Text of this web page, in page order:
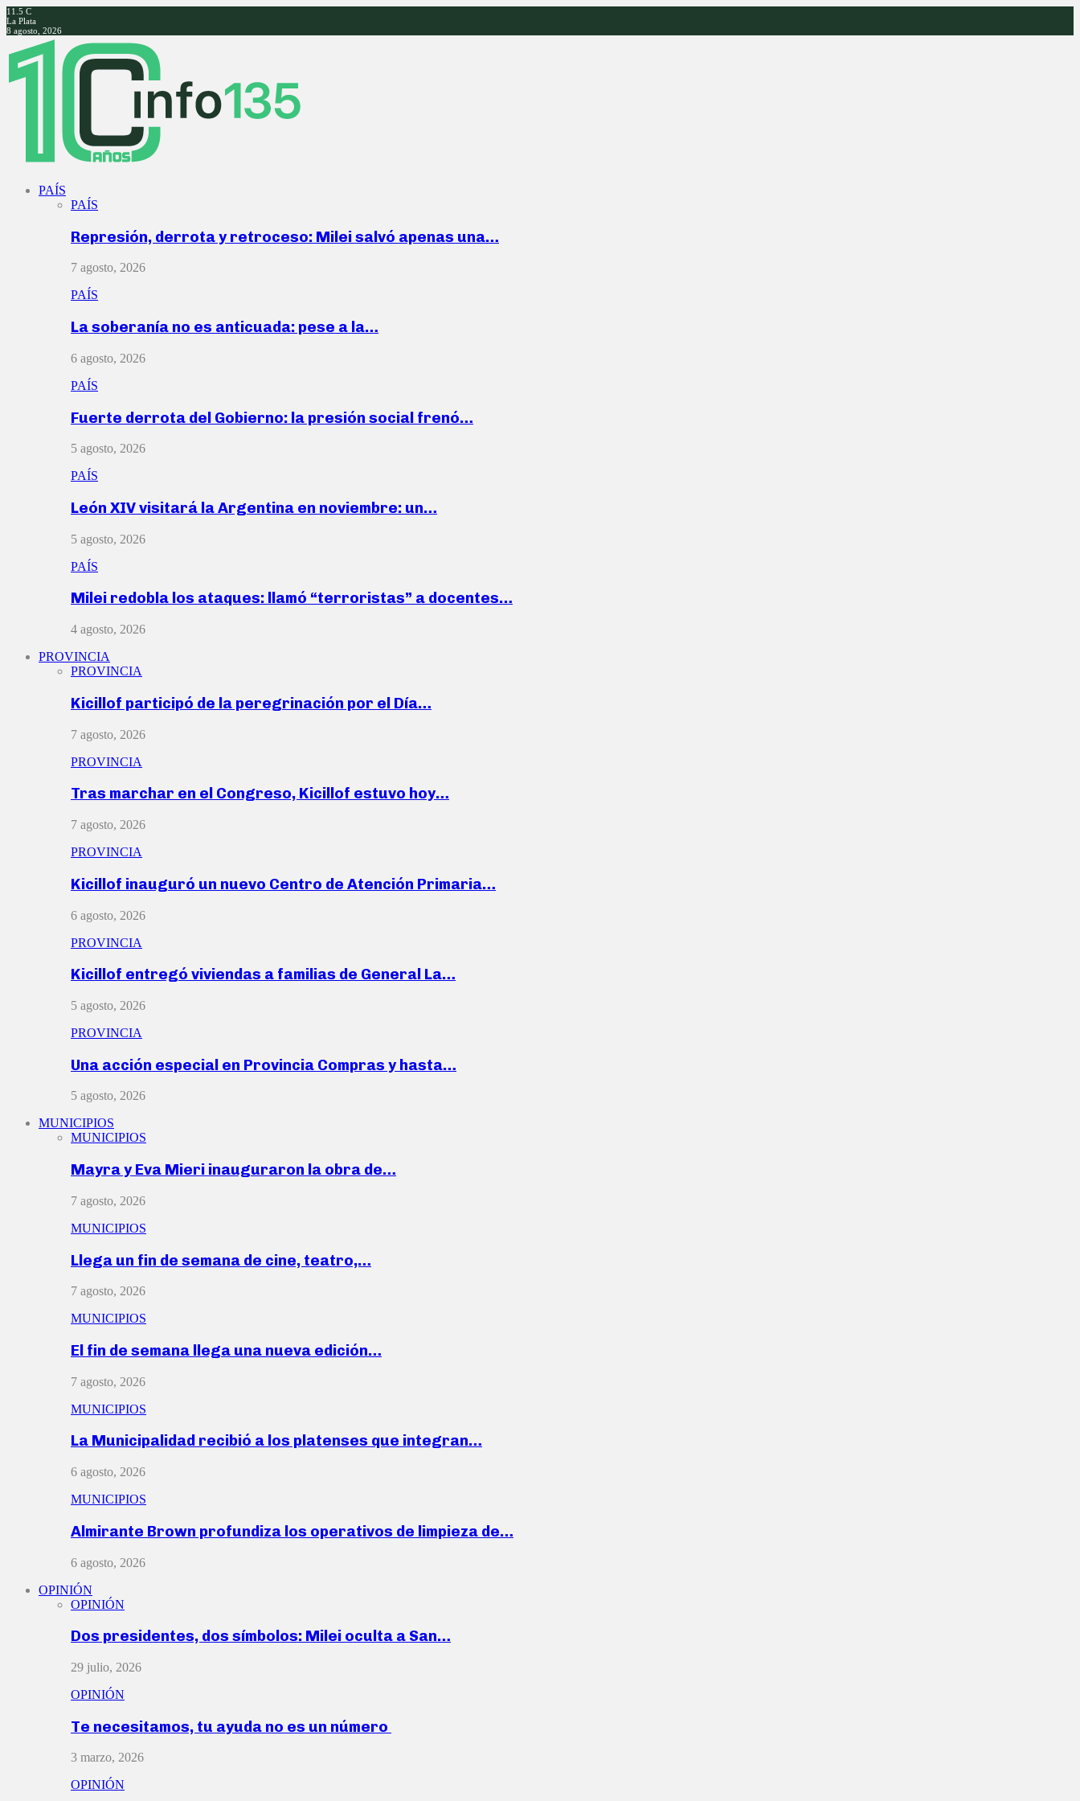
11.5 C
La Plata
8 agosto, 2026
Facebook
Twitter
Instagram
Youtube
PAÍS
PAÍS
Represión, derrota y retroceso: Milei salvó apenas una…
7 agosto, 2026
PAÍS
La soberanía no es anticuada: pese a la…
6 agosto, 2026
PAÍS
Fuerte derrota del Gobierno: la presión social frenó…
5 agosto, 2026
PAÍS
León XIV visitará la Argentina en noviembre: un…
5 agosto, 2026
PAÍS
Milei redobla los ataques: llamó “terroristas” a docentes…
4 agosto, 2026
PROVINCIA
PROVINCIA
Kicillof participó de la peregrinación por el Día…
7 agosto, 2026
PROVINCIA
Tras marchar en el Congreso, Kicillof estuvo hoy…
7 agosto, 2026
PROVINCIA
Kicillof inauguró un nuevo Centro de Atención Primaria…
6 agosto, 2026
PROVINCIA
Kicillof entregó viviendas a familias de General La…
5 agosto, 2026
PROVINCIA
Una acción especial en Provincia Compras y hasta…
5 agosto, 2026
MUNICIPIOS
MUNICIPIOS
Mayra y Eva Mieri inauguraron la obra de…
7 agosto, 2026
MUNICIPIOS
Llega un fin de semana de cine, teatro,…
7 agosto, 2026
MUNICIPIOS
El fin de semana llega una nueva edición…
7 agosto, 2026
MUNICIPIOS
La Municipalidad recibió a los platenses que integran…
6 agosto, 2026
MUNICIPIOS
Almirante Brown profundiza los operativos de limpieza de…
6 agosto, 2026
OPINIÓN
OPINIÓN
Dos presidentes, dos símbolos: Milei oculta a San…
29 julio, 2026
OPINIÓN
Te necesitamos, tu ayuda no es un número
3 marzo, 2026
OPINIÓN